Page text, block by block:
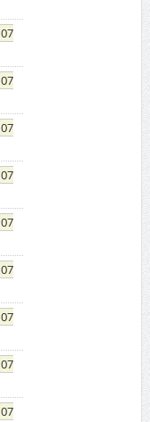
07
07
07
07
07
07
07
07
07